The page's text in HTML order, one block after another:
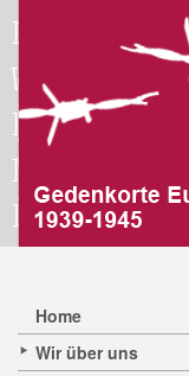
Home
Wir über uns